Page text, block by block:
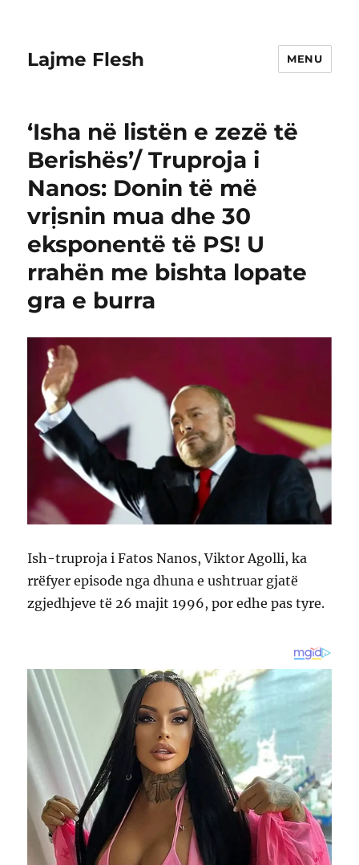
Lajme Flesh MENU
‘Isha në listën e zezë të
Berishës’/ Truproja i
Nanos: Donin të më
vrịsnin mua dhe 30
eksponentë të PS! U
rrahën me bishta lopate
gra e burra
Ish-truproja i Fatos Nanos, Viktor Agolli, ka
rrëfyer episode nga dhuna e ushtruar gjatë
zgjedhjeve të 26 majit 1996, por edhe pas tyre.